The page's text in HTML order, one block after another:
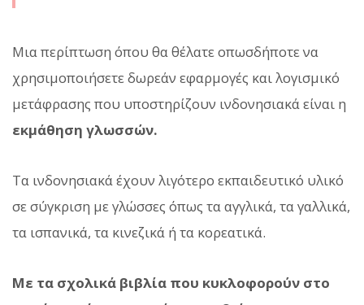
Μια περίπτωση όπου θα θέλατε οπωσδήποτε να
χρησιμοποιήσετε δωρεάν εφαρμογές και λογισμικό
μετάφρασης που υποστηρίζουν ινδονησιακά είναι η
εκμάθηση γλωσσών.
Τα ινδονησιακά έχουν λιγότερο εκπαιδευτικό υλικό
σε σύγκριση με γλώσσες όπως τα αγγλικά, τα γαλλικά,
τα ισπανικά, τα κινεζικά ή τα κορεατικά.
Με τα σχολικά βιβλία που κυκλοφορούν στο